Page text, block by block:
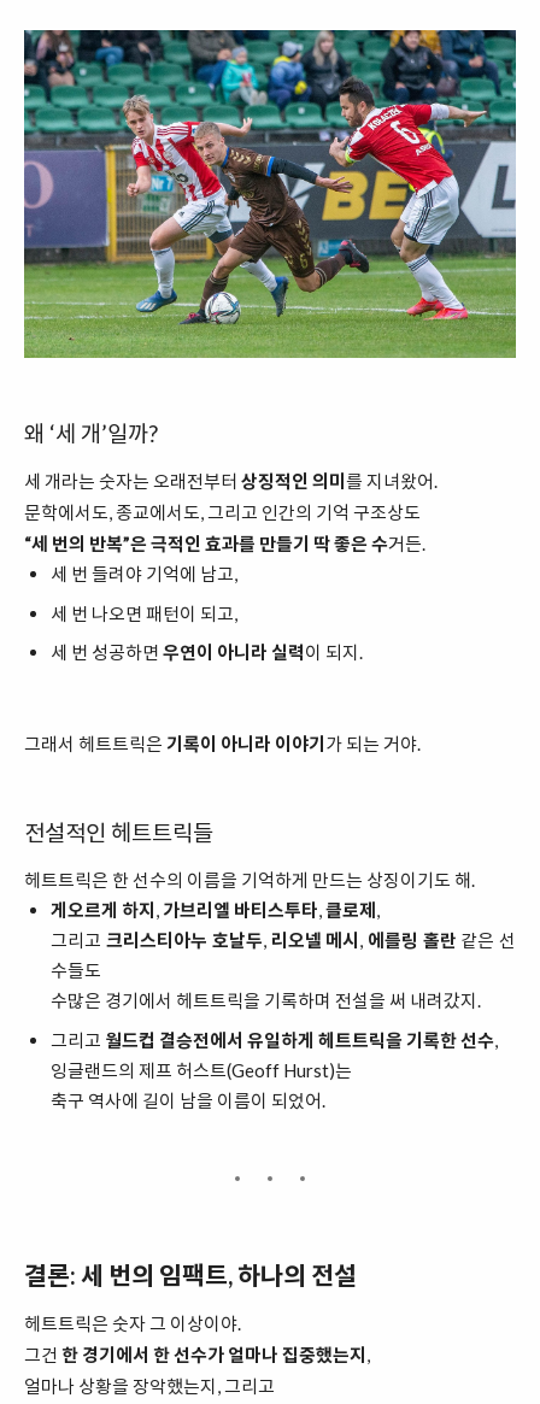
왜 ‘세 개’일까?
세 개라는 숫자는 오래전부터 상징적인 의미 를 지녀왔어.
문학에서도, 종교에서도, 그리고 인간의 기억 구조상도
“세 번의 반복”은 극적인 효과를 만들기 딱 좋은 수거든.
세 번 들려야 기억에 남고,
세 번 나오면 패턴이 되고,
세 번 성공하면우연이 아니라 실력이 되지.
그래서 헤트트릭은 기록이 아니라 이야기 가 되는 거야.
전설적인 헤트트릭들
헤트트릭은 한 선수의 이름을 기억하게 만드는 상징이기도 해.
게오르게 하지 , 가브리엘 바티스투타,클로제 ,
그리고크리스티아누 호날두, 리오넬 메시 , 에를링 홀란 같은 선
수들도
수많은 경기에서 헤트트릭을 기록하며 전설을 써 내려갔지.
그리고 월드컵 결승전에서 유일하게 헤트트릭을 기록한 선수,
잉글랜드의 제프 허스트(Geoff Hurst)는
축구 역사에 길이 남을 이름이 되었어.
결론: 세 번의 임팩트, 하나의 전설
헤트트릭은 숫자 그 이상이야.
그건 한 경기에서 한 선수가 얼마나 집중했는지,
얼마나 상황을 장악했는지, 그리고